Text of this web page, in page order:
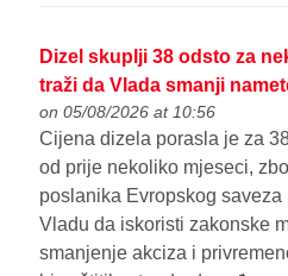
Dizel skuplji 38 odsto za
traži da Vlada smanji
on 05/08/2026 at 10:56
Cijena dizela porasla je za
od prije nekoliko mjeseci,
poslanika Evropskog
Vladu da iskoristi zakonske
smanjenje akciza i